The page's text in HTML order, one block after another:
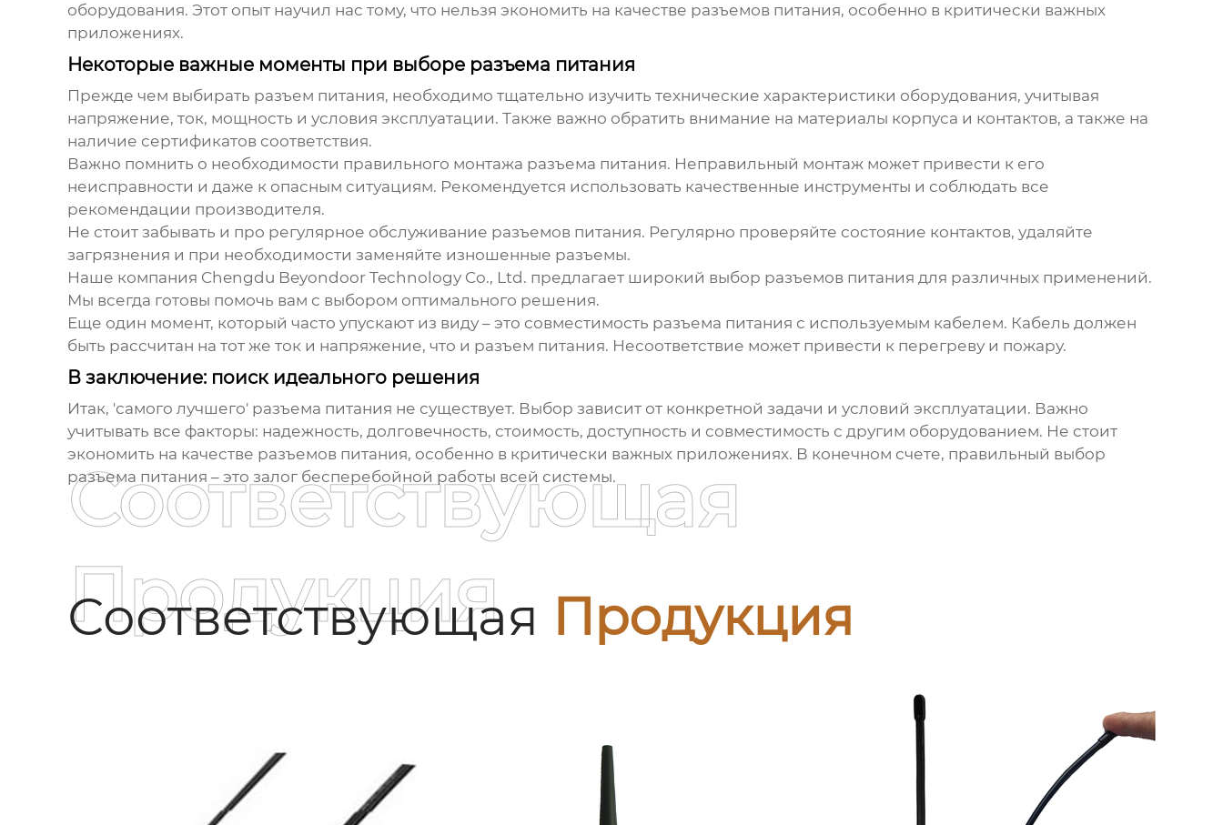
оборудования. Этот опыт научил нас тому, что нельзя экономить на качестве разъемов питания, особенно в критически важных
приложениях.
Некоторые важные моменты при выборе разъема питания
Прежде чем выбирать разъем питания, необходимо тщательно изучить технические характеристики оборудования, учитывая
напряжение, ток, мощность и условия эксплуатации. Также важно обратить внимание на материалы корпуса и контактов, а также на
наличие сертификатов соответствия.
Важно помнить о необходимости правильного монтажа разъема питания. Неправильный монтаж может привести к его
неисправности и даже к опасным ситуациям. Рекомендуется использовать качественные инструменты и соблюдать все
рекомендации производителя.
Не стоит забывать и про регулярное обслуживание разъемов питания. Регулярно проверяйте состояние контактов, удаляйте
загрязнения и при необходимости заменяйте изношенные разъемы.
Наше компания Chengdu Beyondoor Technology Co., Ltd. предлагает широкий выбор разъемов питания для различных применений.
Мы всегда готовы помочь вам с выбором оптимального решения.
Еще один момент, который часто упускают из виду – это совместимость разъема питания с используемым кабелем. Кабель должен
быть рассчитан на тот же ток и напряжение, что и разъем питания. Несоответствие может привести к перегреву и пожару.
В заключение: поиск идеального решения
Итак, 'самого лучшего' разъема питания не существует. Выбор зависит от конкретной задачи и условий эксплуатации. Важно
учитывать все факторы: надежность, долговечность, стоимость, доступность и совместимость с другим оборудованием. Не стоит
экономить на качестве разъемов питания, особенно в критически важных приложениях. В конечном счете, правильный выбор
разъема питания – это залог бесперебойной работы всей системы.
Соответствующая Продукция
Соответствующая
Продукция